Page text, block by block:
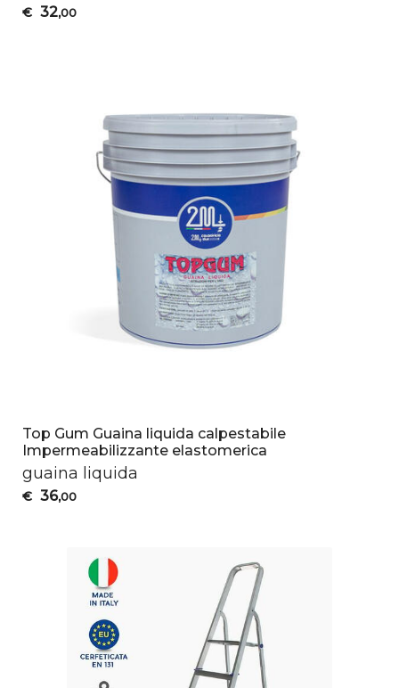
€ 32,00
Top Gum Guaina liquida calpestabile
Impermeabilizzante elastomerica
guaina liquida
€ 36,00